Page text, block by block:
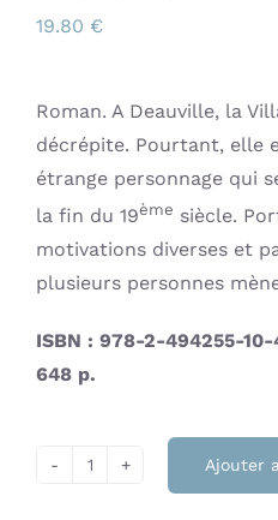
19.80 €
Roman. A Deauville, la
décrépite. Pourtant, elle
étrange personnage qui
la fin du 19ème siècle.
motivations diverses et
plusieurs personnes
ISBN : 978-2-494255-10-
648 p.
Ajouter